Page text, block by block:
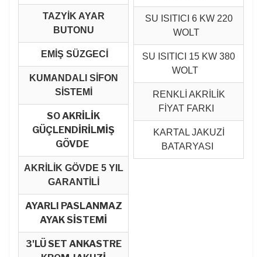
TAZYİK AYAR
BUTONU
EMİŞ SÜZGECİ
KUMANDALI SİFON
SİSTEMİ
SO AKRİLİK
GÜÇLENDİRİLMİŞ
GÖVDE
AKRİLİK GÖVDE 5 YIL
GARANTİLİ
AYARLI PASLANMAZ
AYAK SİSTEMİ
3'LÜ SET ANKASTRE
SU ISITICI 6 KW 220
WOLT
SU ISITICI 15 KW 380
WOLT
RENKLİ AKRİLİK
FİYAT FARKI
KARTAL JAKUZİ
BATARYASI